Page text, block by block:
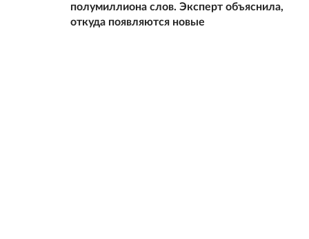
полумиллиона слов. Эксперт объяснила,
откуда появляются новые